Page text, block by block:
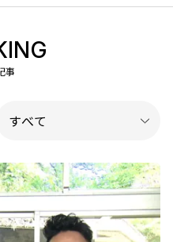
事